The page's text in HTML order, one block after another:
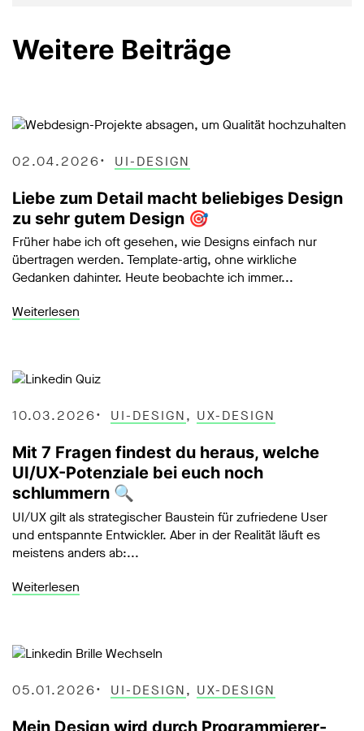
Weitere Beiträge
02.04.2026 UI-DESIGN
Liebe zum Detail macht beliebiges Design
zu sehr gutem Design 🎯
Früher habe ich oft gesehen, wie Designs einfach nur
übertragen werden. Template-artig, ohne wirkliche
Gedanken dahinter. Heute beobachte ich immer...
Weiterlesen
10.03.2026 UI-DESIGN, UX-DESIGN
Mit 7 Fragen findest du heraus, welche
UI/UX-Potenziale bei euch noch
schlummern 🔍
UI/UX gilt als strategischer Baustein für zufriedene User
und entspannte Entwickler. Aber in der Realität läuft es
meistens anders ab:...
Weiterlesen
05.01.2026 UI-DESIGN, UX-DESIGN